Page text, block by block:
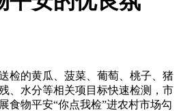
的黄瓜、菠菜、葡萄、桃子、猪
、水分等相关项目标快速检测，市
食物平安“你点我检”进农村市场勾